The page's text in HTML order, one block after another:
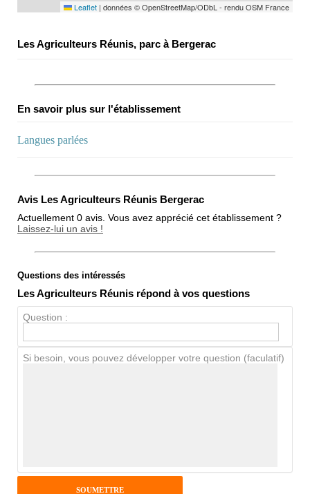
Leaflet | données © OpenStreetMap/ODbL - rendu OSM France
Les Agriculteurs Réunis, parc à Bergerac
En savoir plus sur l'établissement
Langues parlées
Avis Les Agriculteurs Réunis Bergerac
Actuellement 0 avis. Vous avez apprécié cet établissement ?
Laissez-lui un avis !
Note globale
Propreté
Questions des intéressés
Les Agriculteurs Réunis répond à vos questions
Question :
Si besoin, vous pouvez développer votre question (faculatif)